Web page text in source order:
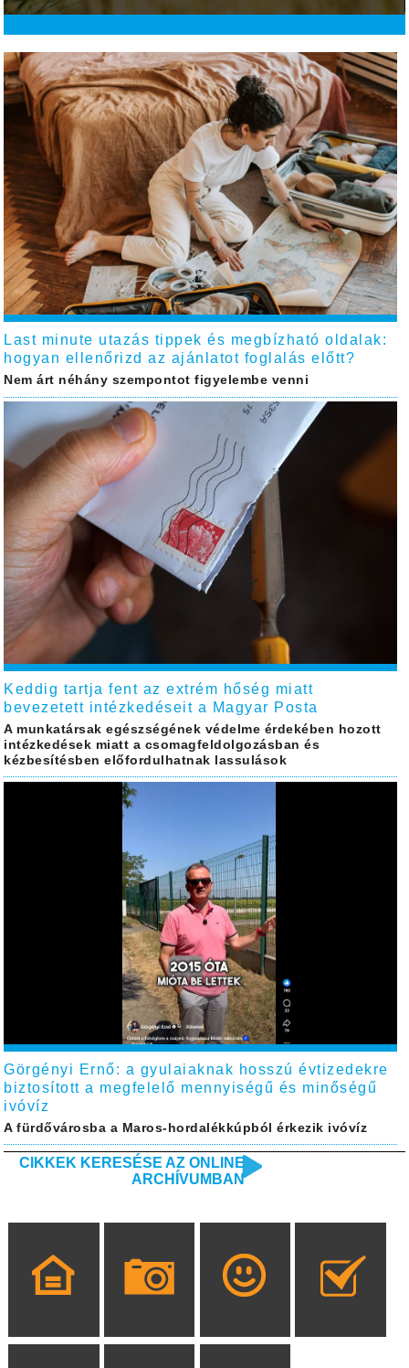
Last minute utazás tippek és megbízható oldalak:
hogyan ellenőrizd az ajánlatot foglalás előtt?
Nem árt néhány szempontot figyelembe venni
Keddig tartja fent az extrém hőség miatt
bevezetett intézkedéseit a Magyar Posta
A munkatársak egészségének védelme érdekében hozott
intézkedések miatt a csomagfeldolgozásban és
kézbesítésben előfordulhatnak lassulások
Görgényi Ernő: a gyulaiaknak hosszú évtizedekre
biztosított a megfelelő mennyiségű és minőségű
ivóvíz
A fürdővárosba a Maros-hordalékkúpból érkezik ivóvíz
CIKKEK KERESÉSE AZ ONLINE
ARCHÍVUMBAN